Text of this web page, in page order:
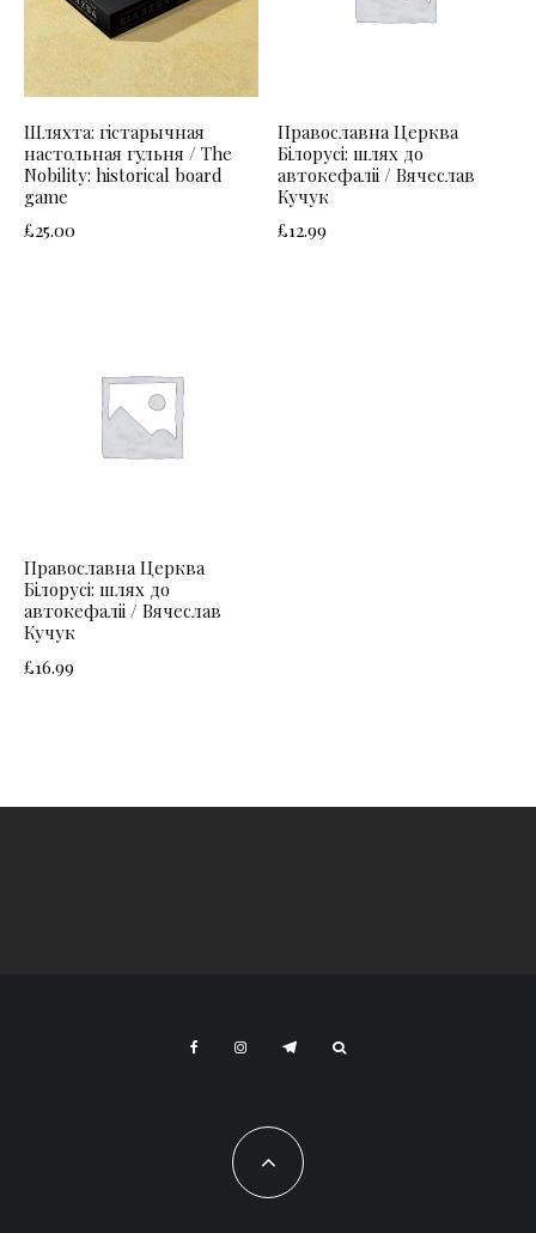
Шляхта: гістарычная
настольная гульня / The
Nobility: historical board
game
£25.00
Православна Церква
Білорусі: шлях до
автокефаліі / Вячеслав
Кучук
£12.99
Православна Церква
Білорусі: шлях до
автокефаліі / Вячеслав
Кучук
£16.99